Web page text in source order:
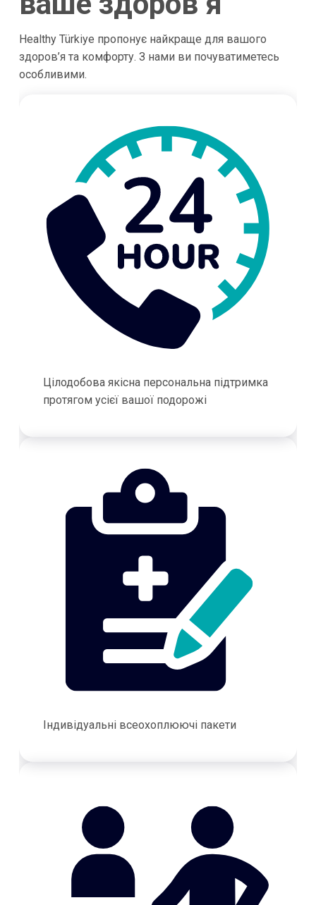
Healthy Türkiye пропонує найкраще для вашого
здоров’я та комфорту. З нами ви почуватиметесь
особливими.
Цілодобова якісна персональна підтримка
протягом усієї вашої подорожі
Індивідуальні всеохоплюючі пакети